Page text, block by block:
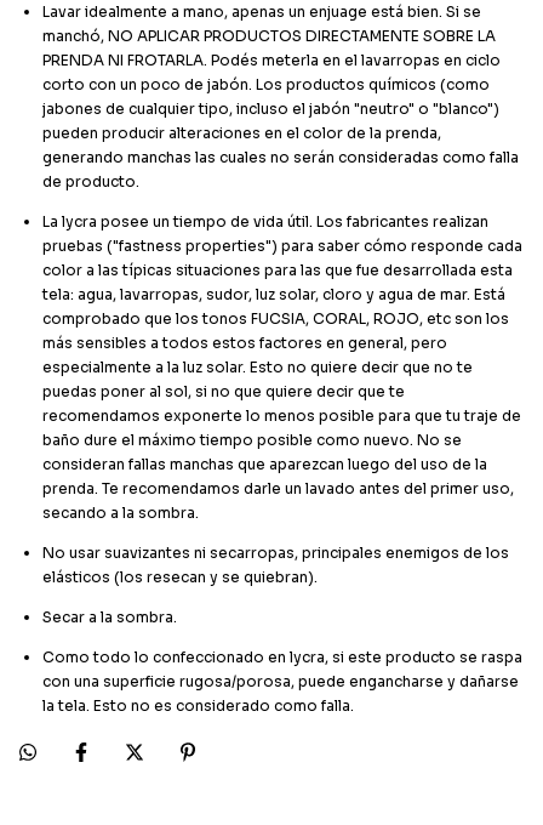
Lavar idealmente a mano, apenas un enjuage está bien. Si se
manchó, NO APLICAR PRODUCTOS DIRECTAMENTE SOBRE LA
PRENDA NI FROTARLA. Podés meterla en el lavarropas en ciclo
corto con un poco de jabón. Los productos químicos (como
jabones de cualquier tipo, incluso el jabón "neutro" o "blanco")
pueden producir alteraciones en el color de la prenda,
generando manchas las cuales no serán consideradas como falla
de producto.
La lycra posee un tiempo de vida útil. Los fabricantes realizan
pruebas ("fastness properties") para saber cómo responde cada
color a las típicas situaciones para las que fue desarrollada esta
tela: agua, lavarropas, sudor, luz solar, cloro y agua de mar. Está
comprobado que los tonos FUCSIA, CORAL, ROJO, etc son los
más sensibles a todos estos factores en general, pero
especialmente a la luz solar. Esto no quiere decir que no te
puedas poner al sol, si no que quiere decir que te
recomendamos exponerte lo menos posible para que tu traje de
baño dure el máximo tiempo posible como nuevo. No se
consideran fallas manchas que aparezcan luego del uso de la
prenda. Te recomendamos darle un lavado antes del primer uso,
secando a la sombra.
No usar suavizantes ni secarropas, principales enemigos de los
elásticos (los resecan y se quiebran).
Secar a la sombra.
Como todo lo confeccionado en lycra, si este producto se raspa
con una superficie rugosa/porosa, puede engancharse y dañarse
la tela. Esto no es considerado como falla.